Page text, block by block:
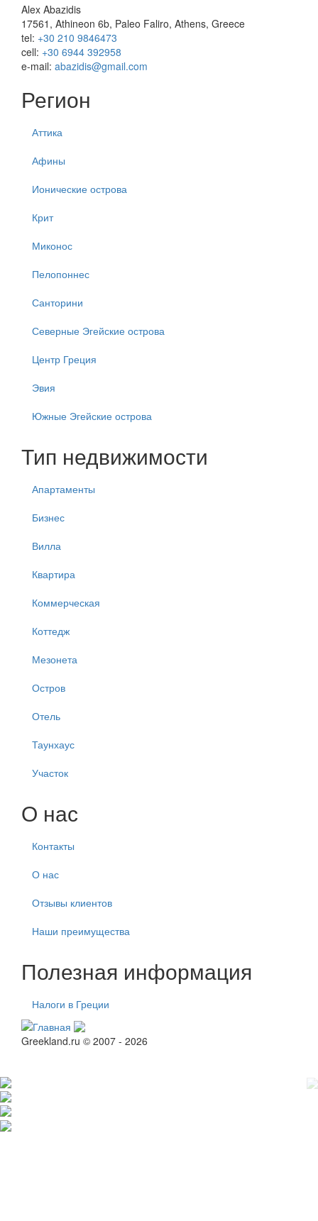
Alex Abazidis
17561, Athineon 6b, Paleo Faliro, Athens, Greece
tel: +30 210 9846473
cell: +30 6944 392958
e-mail: abazidis@gmail.com
Регион
Аттика
Афины
Ионические острова
Крит
Миконос
Пелопоннес
Санторини
Северные Эгейские острова
Центр Греция
Эвия
Южные Эгейские острова
Тип недвижимости
Апартаменты
Бизнес
Вилла
Квартира
Коммерческая
Коттедж
Мезонета
Остров
Отель
Таунхаус
Участок
О нас
Контакты
О нас
Отзывы клиентов
Наши преимущества
Полезная информация
Налоги в Греции
Greekland.ru © 2007 - 2026